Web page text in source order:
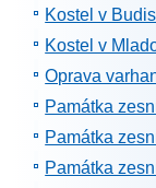
Kostel v
Kostel v
Oprava
Památka
Památka
Památka